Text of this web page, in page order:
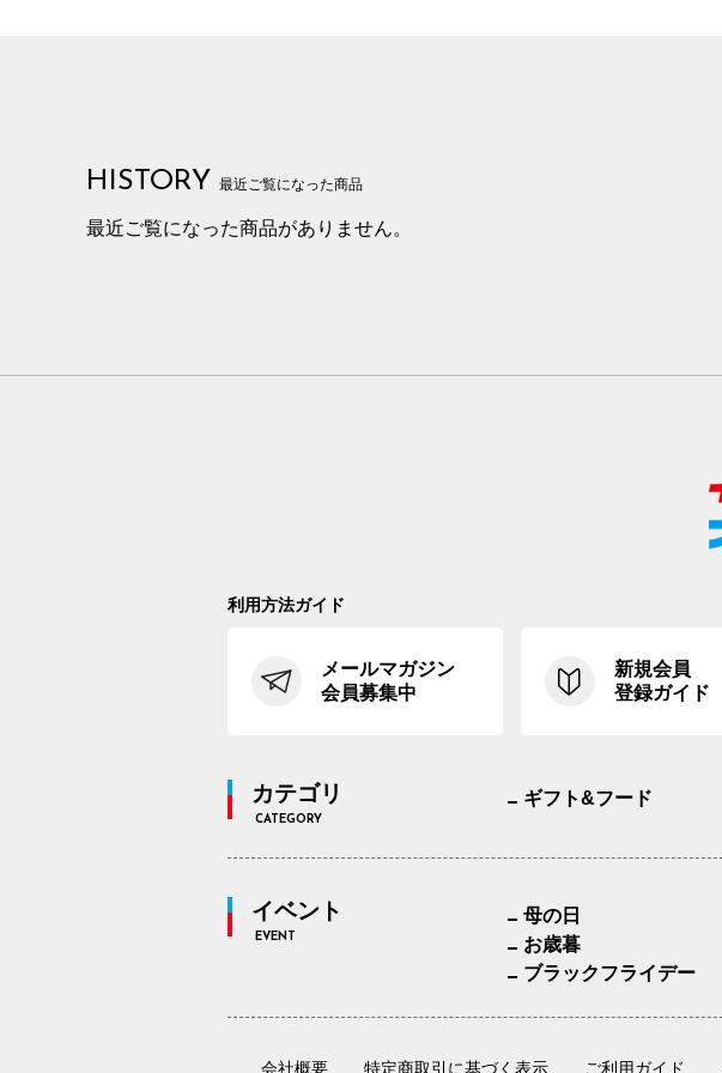
HISTORY 最近ご覧になった商品
最近ご覧になった商品がありません。
利用方法ガイド
メールマガジン
会員募集中
新規会員
登録ガイド
カテゴリ
CATEGORY
ギフト&フード
イベント
EVENT
母の日
お歳暮
ブラックフライデー
会社概要 特定商取引に基づく表示 ご利用ガイド